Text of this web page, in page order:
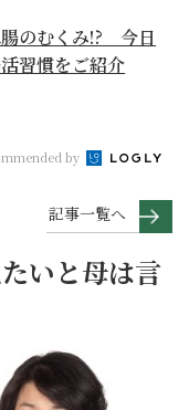
のむくみ!? 今日
習慣をご紹介
by
記事一覧へ
いと母は言